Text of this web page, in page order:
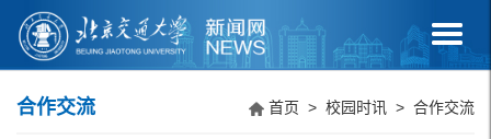
合作交流 首页 > 校园时讯 > 合作交流